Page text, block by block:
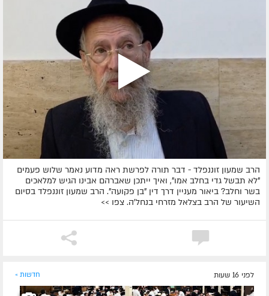
הרב שמעון זוננפלד - דבר תורה לפרשת ראה מדוע נאמר שלוש פעמים
"לא תבשל גדי בחלב אמו", ואיך ייתכן שאברהם אבינו הגיש למלאכים
בשר וחלב? ביאור מעניין דרך דין "בן פקועה". הרב שמעון זוננפלד בסיום
השיעור של הרב בצלאל מזרחי בנחל'ה. צפו >>
לפני 16 שעות חדשות »